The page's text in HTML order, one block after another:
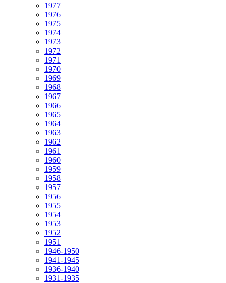
1977
1976
1975
1974
1973
1972
1971
1970
1969
1968
1967
1966
1965
1964
1963
1962
1961
1960
1959
1958
1957
1956
1955
1954
1953
1952
1951
1946-1950
1941-1945
1936-1940
1931-1935